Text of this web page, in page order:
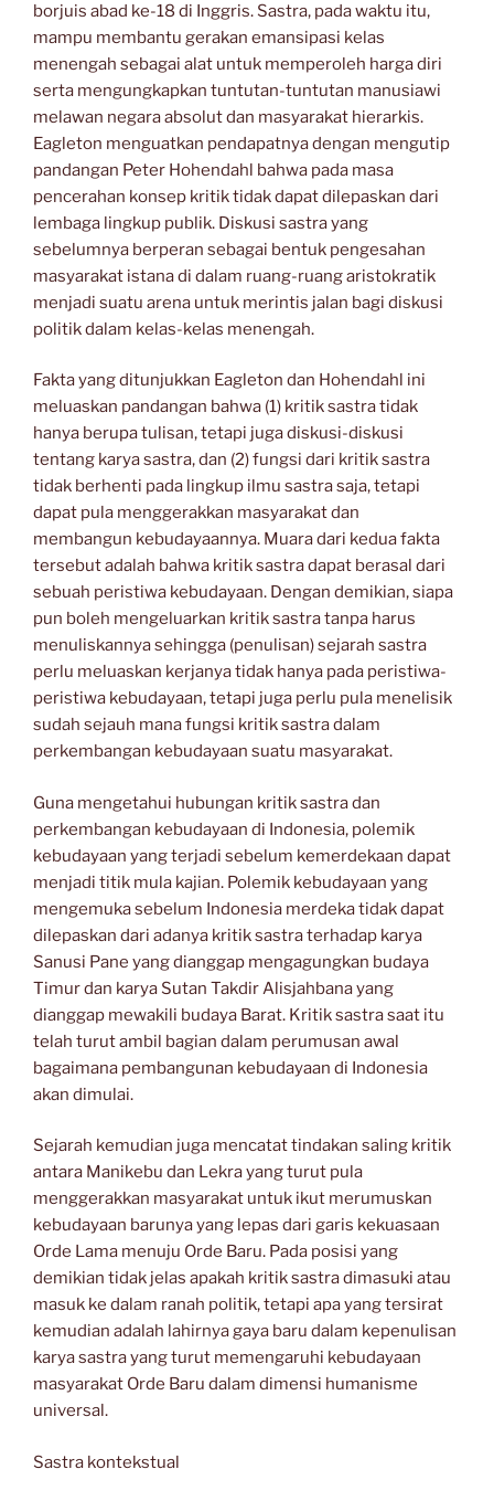
borjuis abad ke-18 di Inggris. Sastra, pada waktu itu,
mampu membantu gerakan emansipasi kelas
menengah sebagai alat untuk memperoleh harga diri
serta mengungkapkan tuntutan-tuntutan manusiawi
melawan negara absolut dan masyarakat hierarkis.
Eagleton menguatkan pendapatnya dengan mengutip
pandangan Peter Hohendahl bahwa pada masa
pencerahan konsep kritik tidak dapat dilepaskan dari
lembaga lingkup publik. Diskusi sastra yang
sebelumnya berperan sebagai bentuk pengesahan
masyarakat istana di dalam ruang-ruang aristokratik
menjadi suatu arena untuk merintis jalan bagi diskusi
politik dalam kelas-kelas menengah.
Fakta yang ditunjukkan Eagleton dan Hohendahl ini
meluaskan pandangan bahwa (1) kritik sastra tidak
hanya berupa tulisan, tetapi juga diskusi-diskusi
tentang karya sastra, dan (2) fungsi dari kritik sastra
tidak berhenti pada lingkup ilmu sastra saja, tetapi
dapat pula menggerakkan masyarakat dan
membangun kebudayaannya. Muara dari kedua fakta
tersebut adalah bahwa kritik sastra dapat berasal dari
sebuah peristiwa kebudayaan. Dengan demikian, siapa
pun boleh mengeluarkan kritik sastra tanpa harus
menuliskannya sehingga (penulisan) sejarah sastra
perlu meluaskan kerjanya tidak hanya pada peristiwa-
peristiwa kebudayaan, tetapi juga perlu pula menelisik
sudah sejauh mana fungsi kritik sastra dalam
perkembangan kebudayaan suatu masyarakat.
Guna mengetahui hubungan kritik sastra dan
perkembangan kebudayaan di Indonesia, polemik
kebudayaan yang terjadi sebelum kemerdekaan dapat
menjadi titik mula kajian. Polemik kebudayaan yang
mengemuka sebelum Indonesia merdeka tidak dapat
dilepaskan dari adanya kritik sastra terhadap karya
Sanusi Pane yang dianggap mengagungkan budaya
Timur dan karya Sutan Takdir Alisjahbana yang
dianggap mewakili budaya Barat. Kritik sastra saat itu
telah turut ambil bagian dalam perumusan awal
bagaimana pembangunan kebudayaan di Indonesia
akan dimulai.
Sejarah kemudian juga mencatat tindakan saling kritik
antara Manikebu dan Lekra yang turut pula
menggerakkan masyarakat untuk ikut merumuskan
kebudayaan barunya yang lepas dari garis kekuasaan
Orde Lama menuju Orde Baru. Pada posisi yang
demikian tidak jelas apakah kritik sastra dimasuki atau
masuk ke dalam ranah politik, tetapi apa yang tersirat
kemudian adalah lahirnya gaya baru dalam kepenulisan
karya sastra yang turut memengaruhi kebudayaan
masyarakat Orde Baru dalam dimensi humanisme
universal.
Sastra kontekstual